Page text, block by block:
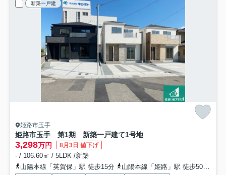
新築一戸建
姫路市玉手
姫路市玉手 第1期 新築一戸建て1号地
3,298万円 8月3日 値下げ
- / 106.60㎡ / 5LDK /新築
山陽本線「英賀保」駅 徒歩15分
山陽本線「姫路」駅 徒歩50分